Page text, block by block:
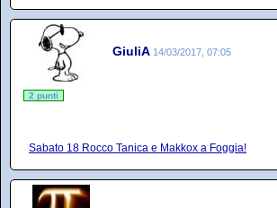
GiuliA 14/03/2017, 07:05
2 punti
Sabato 18 Rocco Tanica e Makkox a Foggia!